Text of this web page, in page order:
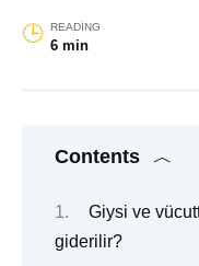
READING
6 min
Contents
Giysi ve
giderilir?